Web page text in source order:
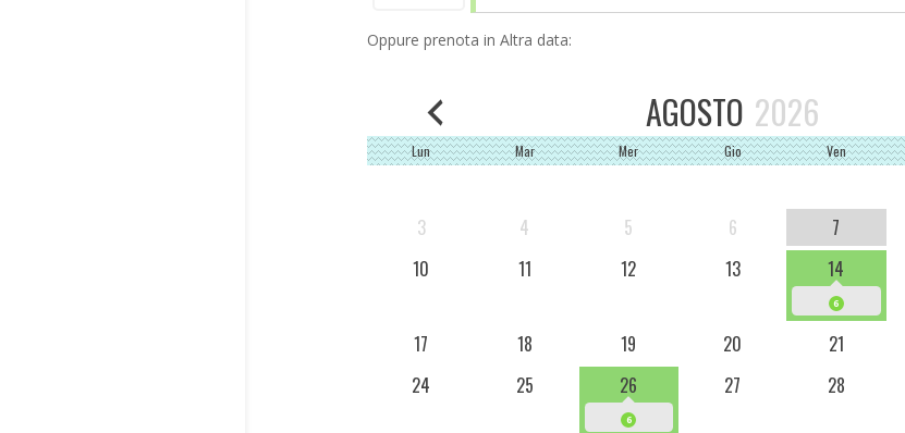
Oppure prenota in Altra data:
AGOSTO 2026
Lun Mar Mer Gio Ven
3
4 5 6 7
10
11 12 13 14
6
17 18 19 20 21
24
25 26
6
27 28